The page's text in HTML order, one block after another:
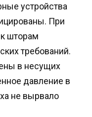
устройства
При
шторам
требований.
в несущих
давление в
не вырвало